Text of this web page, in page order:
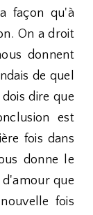
façon qu'à
On a droit
donnent
de quel
dire que
est
fois dans
donne le
que
fois